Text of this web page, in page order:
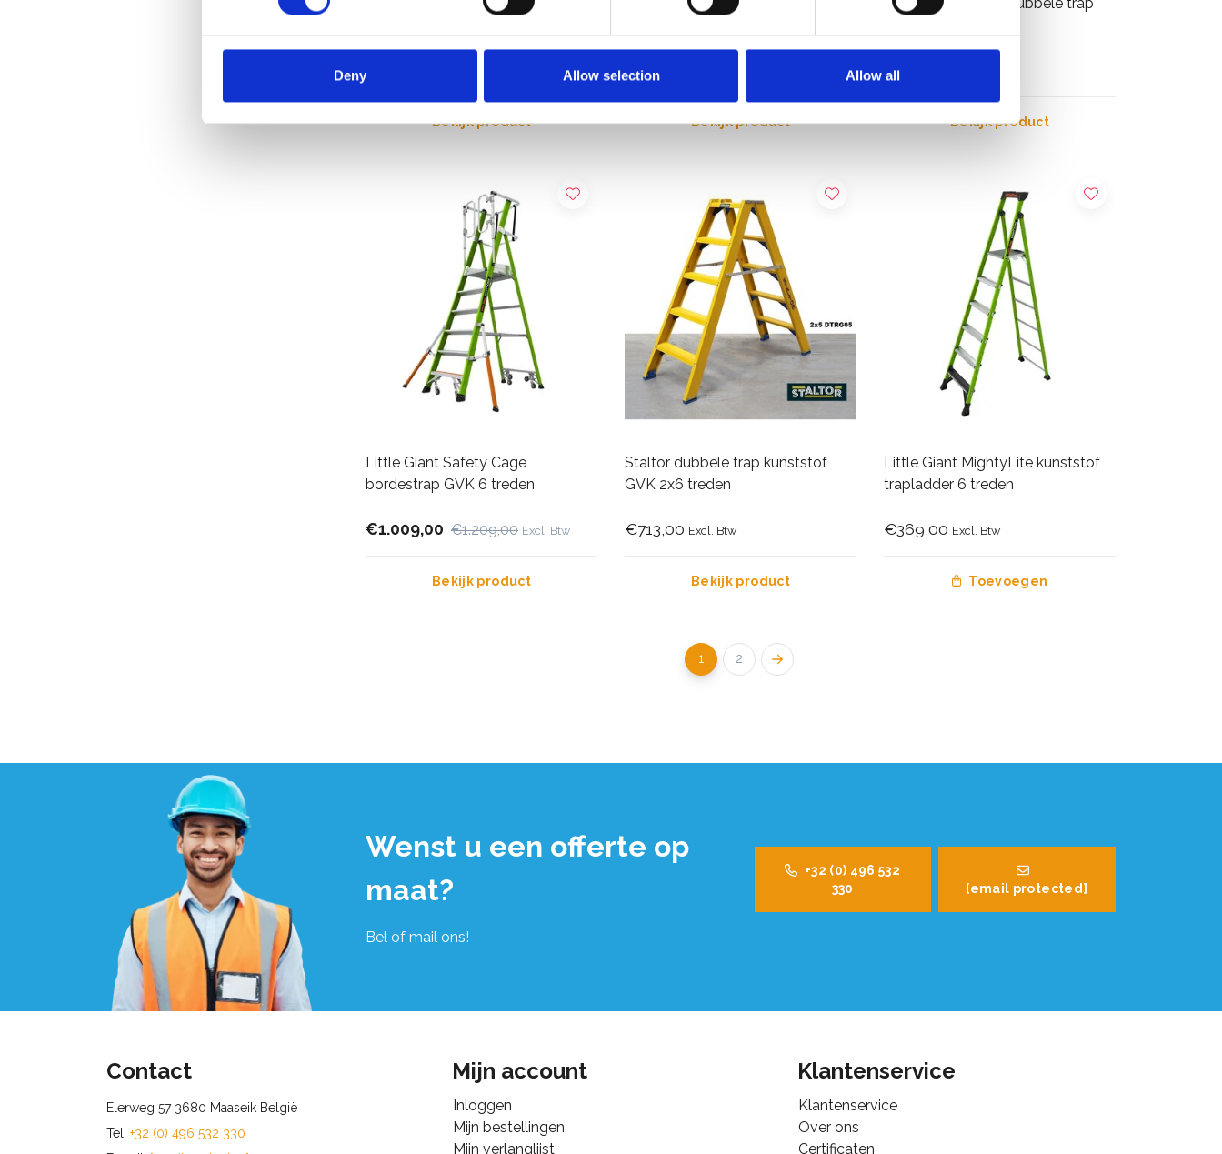
Deny Allow selection Allow all
ASC dubbele trap 2 x 6 treden DT-
€265,00
Bekijk product
ASC Premium bordestrap 6 treden
€280,00
Bekijk product
Jumbo SuperPRO dubbele trap
€302,00
Bekijk product
Little Giant Safety Cage
bordestrap GVK 6 treden
€1.009,00 €1.209,00 Excl. Btw
Bekijk product
Staltor dubbele trap kunststof
GVK 2x6 treden
€713,00 Excl. Btw
Bekijk product
Little Giant MightyLite kunststof
trapladder 6 treden
€369,00 Excl. Btw
Toevoegen
1 2
Wenst u een offerte op
maat?
Bel of mail ons!
+32 (0) 496 532
330
[email protected]
Contact
Elerweg 57 3680 Maaseik België
Tel: +32 (0) 496 532 330
Mijn account
Inloggen
Mijn bestellingen
Mijn verlanglijst
Klantenservice
Klantenservice
Over ons
Certificaten